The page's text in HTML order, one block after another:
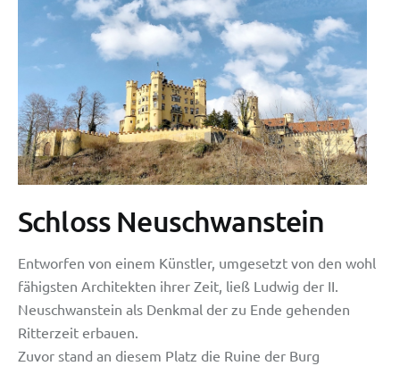
Schloss Neuschwanstein
Entworfen von einem Künstler, umgesetzt von den wohl
fähigsten Architekten ihrer Zeit, ließ Ludwig der II.
Neuschwanstein als Denkmal der zu Ende gehenden
Ritterzeit erbauen.
Zuvor stand an diesem Platz die Ruine der Burg